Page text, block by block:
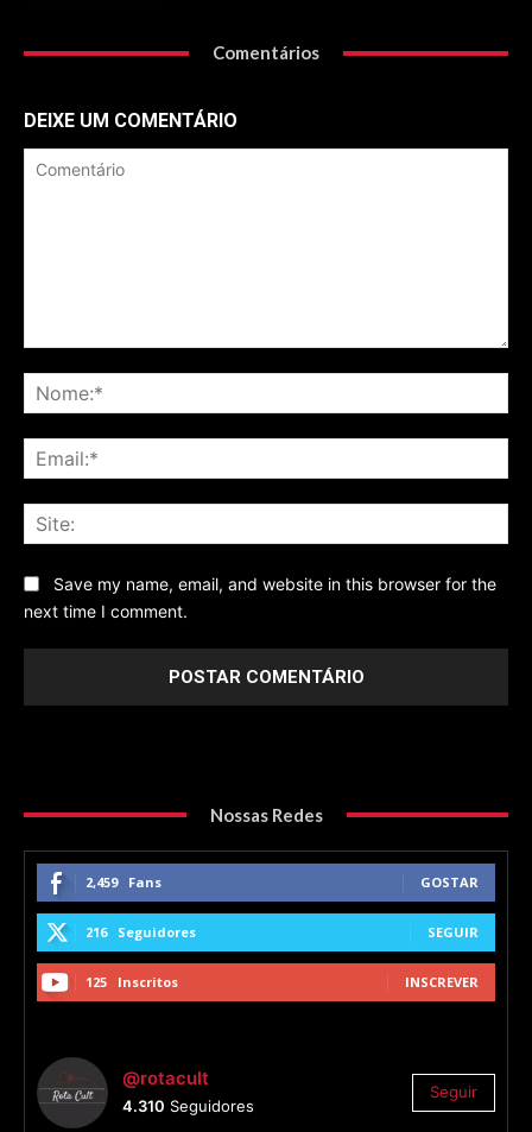
Comentários
DEIXE UM COMENTÁRIO
Save my name, email, and website in this browser for the
next time I comment.
Nossas Redes
2,459 Fans GOSTAR
216 Seguidores SEGUIR
125 Inscritos INSCREVER
@rotacult
4.310 Seguidores
Seguir